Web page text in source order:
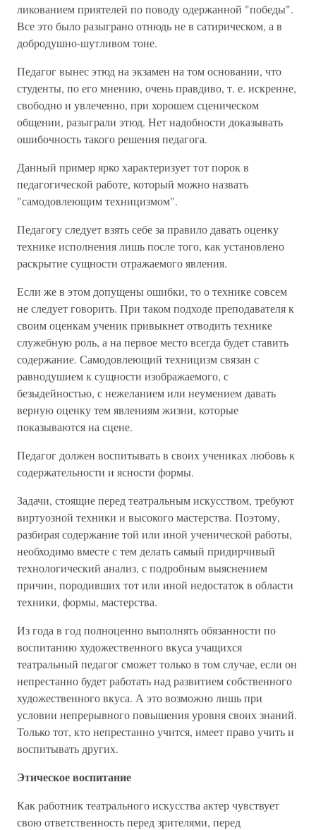
ликованием приятелей по поводу одержанной "победы".
Все это было разыграно отнюдь не в сатирическом, а в
добродушно-шутливом тоне.
Педагог вынес этюд на экзамен на том основании, что
студенты, по его мнению, очень правдиво, т. е. искренне,
свободно и увлеченно, при хорошем сценическом
общении, разыграли этюд. Нет надобности доказывать
ошибочность такого решения педагога.
Данный пример ярко характеризует тот порок в
педагогической работе, который можно назвать
"самодовлеющим техницизмом".
Педагогу следует взять себе за правило давать оценку
технике исполнения лишь после того, как установлено
раскрытие сущности отражаемого явления.
Если же в этом допущены ошибки, то о технике совсем
не следует говорить. При таком подходе преподавателя к
своим оценкам ученик привыкнет отводить технике
служебную роль, а на первое место всегда будет ставить
содержание. Самодовлеющий техницизм связан с
равнодушием к сущности изображаемого, с
безыдейностью, с нежеланием или неумением давать
верную оценку тем явлениям жизни, которые
показываются на сцене.
Педагог должен воспитывать в своих учениках любовь к
содержательности и ясности формы.
Задачи, стоящие перед театральным искусством, требуют
виртуозной техники и высокого мастерства. Поэтому,
разбирая содержание той или иной ученической работы,
необходимо вместе с тем делать самый придирчивый
технологический анализ, с подробным выяснением
причин, породивших тот или иной недостаток в области
техники, формы, мастерства.
Из года в год полноценно выполнять обязанности по
воспитанию художественного вкуса учащихся
театральный педагог сможет только в том случае, если он
непрестанно будет работать над развитием собственного
художественного вкуса. А это возможно лишь при
условии непрерывного повышения уровня своих знаний.
Только тот, кто непрестанно учится, имеет право учить и
воспитывать других.
Этическое воспитание
Как работник театрального искусства актер чувствует
свою ответственность перед зрителями, перед